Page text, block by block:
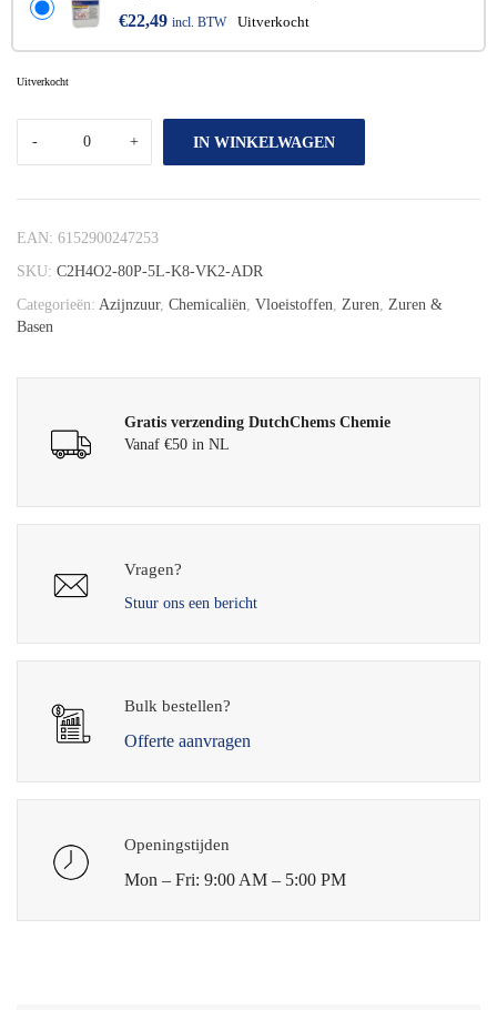
€22,49 incl. BTW Uitverkocht
Uitverkocht
IN WINKELWAGEN
EAN: 6152900247253
SKU: C2H4O2-80P-5L-K8-VK2-ADR
Categorieën: Azijnzuur, Chemicaliën Vloeistoffen Zuren
Zuren &
Basen
Gratis verzending DutchChems Chemie
Vanaf €50 in NL
Vragen?
Stuur ons een bericht
Bulk bestellen?
Offerte aanvragen
Openingstijden
Mon – Fri: 9:00 AM – 5:00 PM